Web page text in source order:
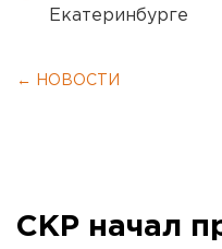
Екатеринбурге
← НОВОСТИ
СКР начал